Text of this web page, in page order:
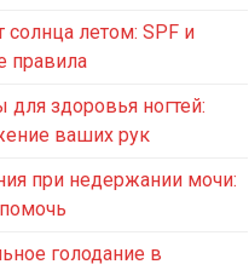
солнца летом: SPF и
правила
для здоровья ногтей:
ваших рук
при недержании мочи:
голодание в